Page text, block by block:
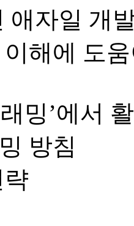
애자일 개
해에 도
밍’에서
방침